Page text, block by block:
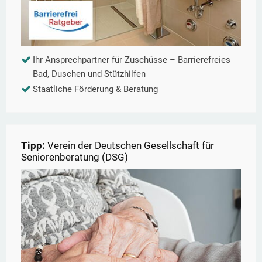
Ihr Ansprechpartner für Zuschüsse – Barrierefreies
Bad, Duschen und Stützhilfen
Staatliche Förderung & Beratung
Tipp: Verein der Deutschen Gesellschaft für
Seniorenberatung (DSG)